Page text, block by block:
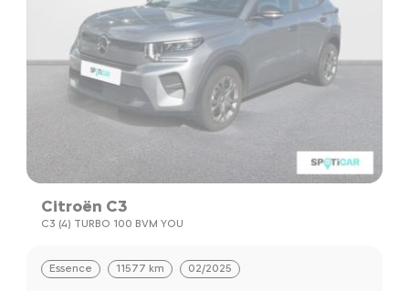
Citroën C3
C3 (4) TURBO 100 BVM YOU
Essence 11577 km 02/2025